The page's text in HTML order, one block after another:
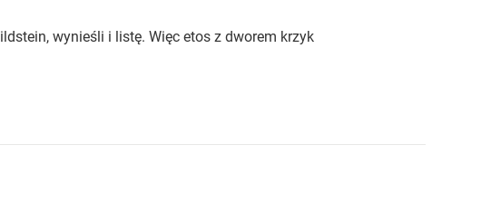
wynieśli i listę. Więc etos z dworem krzyk